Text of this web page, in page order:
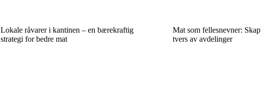
Lokale råvarer i kantinen – en bærekraftig
strategi for bedre mat
Mat som fellesnevner: Skap
tvers av avdelinger